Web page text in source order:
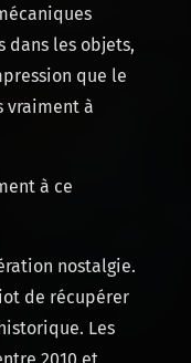
dans les objets,
que le
vraiment à
à ce
nostalgie.
de récupérer
Les